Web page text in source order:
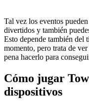
Tal vez los eventos
divertidos y también
Esto depende también del
momento, pero trata de
pena hacerlo para
Cómo jugar
dispositivos